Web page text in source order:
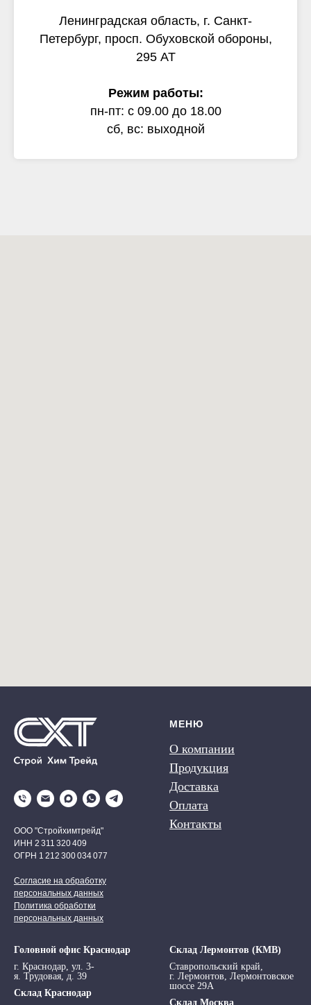
Ленинградская область, г. Санкт-
Петербург, просп. Обуховской обороны,
295 АТ
Режим работы:
пн-пт: с 09.00 до 18.00
сб, вс: выходной
ООО "Стройхимтрейд"
ИНН 2 311 320 409
ОГРН 1 212 300 034 077
Согласие на обработку
персональных данных
Политика обработки
персональных данных
МЕНЮ
О компании
Продукция
Доставка
Оплата
Контакты
Головной офис Краснодар
г. Краснодар, ул. 3-
я. Трудовая, д. 39
Склад Краснодар
Склад Лермонтов (КМВ)
Ставропольский край,
г. Лермонтов, Лермонтовское
шоссе 29А
Склад Москва